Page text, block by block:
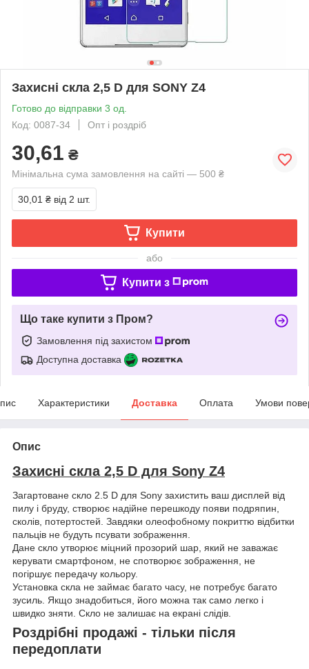
Захисні скла 2,5 D для SONY Z4
Готово до відправки 3 од.
Код: 0087-34
Опт і роздріб
30,61 ₴
Мінімальна сума замовлення на сайті — 500 ₴
30,01 ₴ від 2 шт.
Купити
або
Купити з
Що таке купити з Пром?
Замовлення під захистом
Доступна доставка
Характеристики Доставка Оплата Умови
Опис
Захисні скла 2,5 D для Sony Z4
Загартоване скло 2.5 D для Sony захистить ваш дисплей від
пилу і бруду, створює надійне перешкоду появи подряпин,
сколів, потертостей. Завдяки олеофобному покриттю відбитки
пальців не будуть псувати зображення.
Дане скло утворює міцний прозорий шар, який не заважає
керувати смартфоном, не спотворює зображення, не
погіршує передачу кольору.
Установка скла не займає багато часу, не потребує багато
зусиль. Якщо знадобиться, його можна так само легко і
швидко зняти. Скло не залишає на екрані слідів.
Роздрібні продажі - тільки після
передоплати